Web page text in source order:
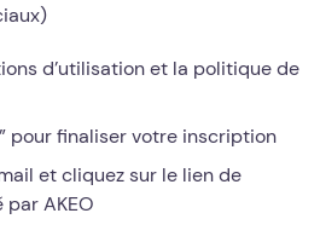
d’utilisation et la politique de
pour finaliser votre inscription
et cliquez sur le lien de
AKEO